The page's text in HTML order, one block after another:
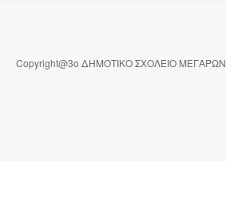
Copyright@3ο ΔΗΜΟΤΙΚΟ ΣΧΟΛΕΙΟ ΜΕΓΑΡΩΝ